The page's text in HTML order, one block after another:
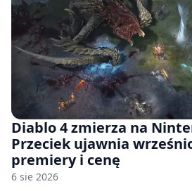
Diablo 4 zmierza na
Przeciek ujawnia
premiery i cenę
6 sie 2026